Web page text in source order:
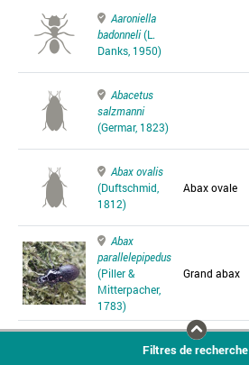
Aaroniella
badonneli(L.
Danks, 1950)
Abacetus
salzmanni
(Germar, 1823)
Abax ovalis
(Duftschmid,
1812)
Abax ovale
Abax
parallelepipedus
(Piller &
Mitterpacher,
1783)
Grand abax
Abax
Abax
Filtres de recherche